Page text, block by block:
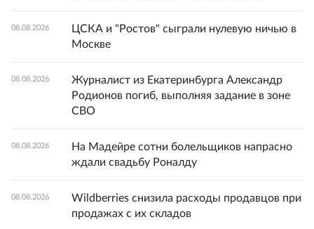
08.08.2026
ЦСКА и "Ростов" сыграли нулевую ничью в
Москве
08.08.2026
Журналист из Екатеринбурга Александр
Родионов погиб, выполняя задание в зоне
СВО
08.08.2026
На Мадейре сотни болельщиков напрасно
ждали свадьбу Роналду
08.08.2026
Wildberries снизила расходы продавцов при
продажах с их складов